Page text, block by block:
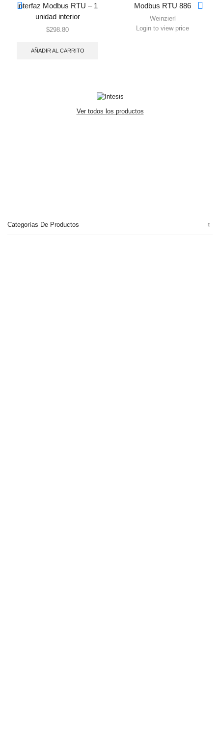
interfaz Modbus RTU – 1
unidad interior
$298.80
AÑADIR AL CARRITO
Modbus RTU 886
Weinzierl
Login to view price
Ver todos los productos
Categorías De Productos